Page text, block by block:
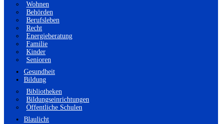
Wohnen
Behörden
Berufsleben
Recht
Energieberatung
Familie
Kinder
Senioren
Gesundheit
Bildung
Bibliotheken
Bildungseinrichtungen
Öffentliche Schulen
Blaulicht